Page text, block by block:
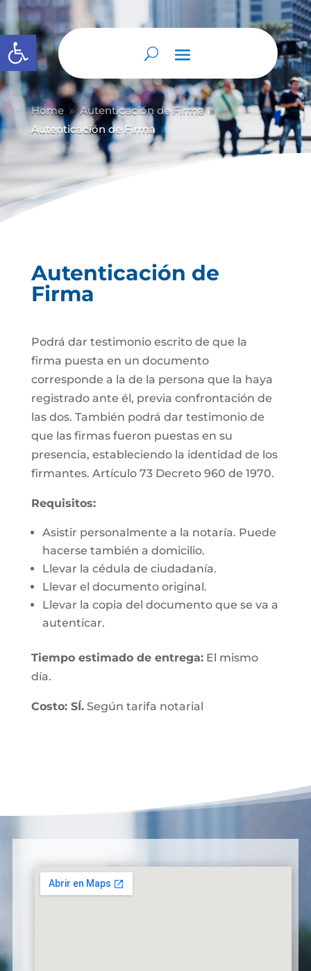
Abrir barra de herramientas
Home 9 Autenticación de Firma 9
Autenticación de Firma
Autenticación de
Firma
Podrá dar testimonio escrito de que la
firma puesta en un documento
corresponde a la de la persona que la haya
registrado ante él, previa confrontación de
las dos. También podrá dar testimonio de
que las firmas fueron puestas en su
presencia, estableciendo la identidad de los
firmantes. Artículo 73 Decreto 960 de 1970.
Requisitos:
Asistir personalmente a la notaría. Puede
hacerse también a domicilio.
Llevar la cédula de ciudadanía.
Llevar el documento original.
Llevar la copia del documento que se va a
autenticar.
Tiempo estimado de entrega:El mismo
día.
Costo: SÍ.Según tarifa notarial